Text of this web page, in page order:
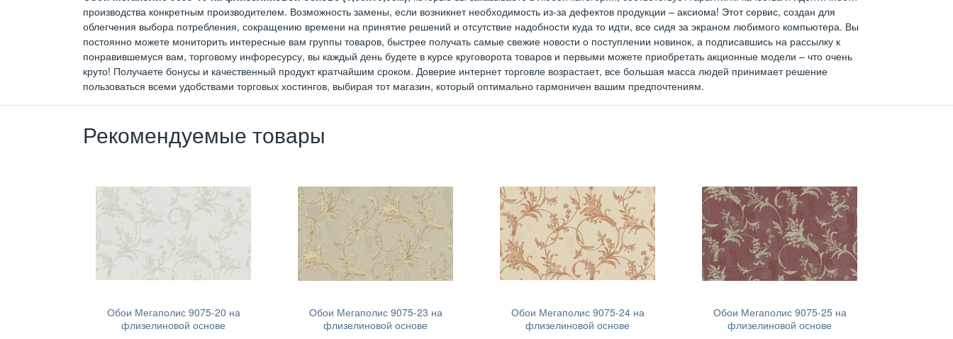
производства конкретным производителем. Возможность замены, если возникнет необходимость из-за дефектов продукции – аксиома! Этот сервис, создан для
облегчения выбора потребления, сокращению времени на принятие решений и отсутствие надобности куда то идти, все сидя за экраном любимого компьютера. Вы
постоянно можете мониторить интересные вам группы товаров, быстрее получать самые свежие новости о поступлении новинок, а подписавшись на рассылку к
понравившемуся вам, торговому инфоресурсу, вы каждый день будете в курсе круговорота товаров и первыми можете приобретать акционные модели – что очень
круто! Получаете бонусы и качественный продукт кратчайшим сроком. Доверие интернет торговле возрастает, все большая масса людей принимает решение
пользоваться всеми удобствами торговых хостингов, выбирая тот магазин, который оптимально гармоничен вашим предпочтениям.
Рекомендуемые товары
Обои Мегаполис 9075-20 на
флизелиновой основе
Обои Мегаполис 9075-23 на
флизелиновой основе
Обои Мегаполис 9075-24 на
флизелиновой основе
Обои Мегаполис 9075-25 на
флизелиновой основе